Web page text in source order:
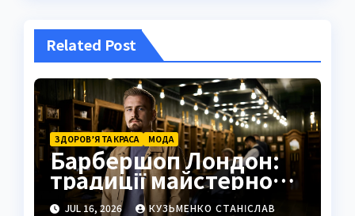
Related Post
ЗДОРОВ’Я ТА КРАСА МОДА
Барбершоп Лондон:
традиції майстерності
та сучасний стиль
JUL 16, 2026 КУЗЬМЕНКО СТАНІСЛАВ